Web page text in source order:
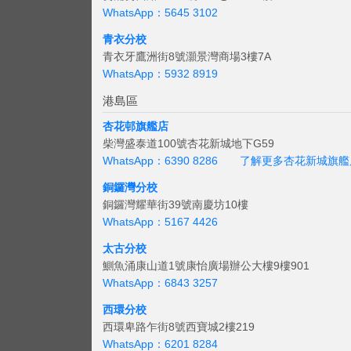
WhatsApp：5645 3102
青衣分校
青衣牙鷹洲街8號灝景灣商場3樓7A
WhatsApp：5932 8919
港島區
杏花邨旗艦店
柴灣盛泰道100號杏花新城地下G59
WhatsApp：6390 8286
了解更多杏花新城旗
銅鑼灣分校
銅鑼灣耀華街39號南慶坊10樓
WhatsApp：5167 4426
太古分校
鰂魚涌康山道1號康怡廣場辦公大樓9樓901
WhatsApp：6843 3257
西環分校
西環卑路乍街8號西寶城2樓219
WhatsApp：6201 8284